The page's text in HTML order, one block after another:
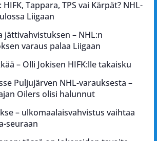
Tappara, TPS vai Kärpät? NHL-
Liigaan
jättivahvistuksen – NHL:n
varaus palaa Liigaan
– Olli Jokisen HIFK:lle takaisku
Puljujärven NHL-varauksesta –
Oilers olisi halunnut
– ulkomaalaisvahvistus vaihtaa
seuraan